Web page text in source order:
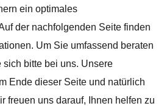
ein optimales
der nachfolgenden Seite finden
Um Sie umfassend beraten
bitte bei uns. Unsere
Ende dieser Seite und natürlich
freuen uns darauf, Ihnen helfen zu